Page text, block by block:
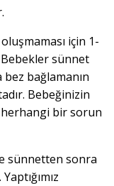
için 1-
Bebekler sünnet
bağlamanın
Bebeğinizin
herhangi bir sorun
sünnetten sonra